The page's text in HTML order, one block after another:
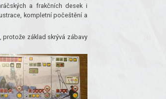
a frakčních desek i
kompletní počeštění a
protože základ skrývá zábavy